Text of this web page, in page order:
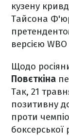
кузену
Тайсона
версією
Щодо
Повєткіна
Так, 21
позитивну
проти